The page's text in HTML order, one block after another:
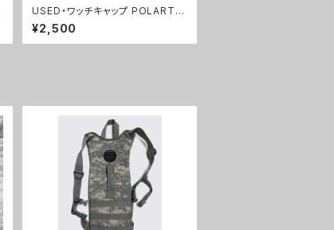
USED・ワッチキャップ POLARTE
C・USMC コヨーテ フリース(A00
61)
¥2,500